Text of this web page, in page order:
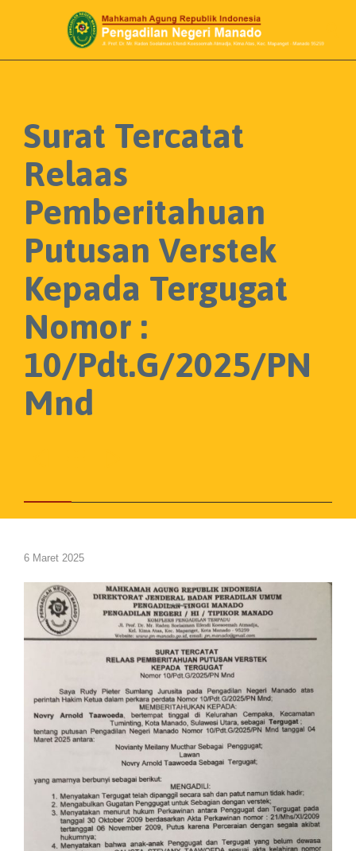
Surat Tercatat
Relaas
Pemberitahuan
Putusan Verstek
Kepada Tergugat
Nomor :
10/Pdt.G/2025/PN
Mnd
6 Maret 2025